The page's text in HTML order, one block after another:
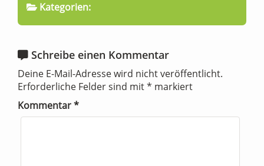
Kategorien:
Schreibe einen Kommentar
Deine E-Mail-Adresse wird nicht veröffentlicht.
Erforderliche Felder sind mit* markiert
Kommentar*